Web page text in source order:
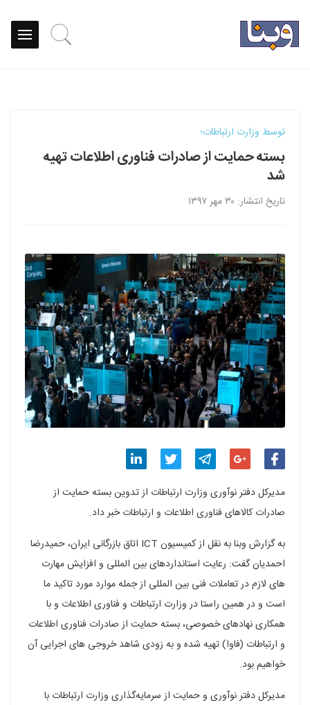
توسط وزارت ارتباطات؛
بسته حمایت از صادرات فناوری اطلاعات تهیه
شد
تاریخ انتشار: ۳۰ مهر ۱۳۹۷
گذاری
در
فیسبوک
گذاری
گوگل
پلاس
گذاری
در
تلگرام
گذاری
توییتر
گذاری
در
لینکدین
مدیرکل دفتر نوآوری وزارت ارتباطات از تدوین بسته حمایت از
صادرات کالاهای فناوری اطلاعات و ارتباطات خبر داد.
به گزارش وبنا به نقل از کمیسیون ICT اتاق بازرگانی ایران، حمیدرضا
احمدیان گفت: رعایت استانداردهای بین المللی و افزایش مهارت
های لازم در تعاملات فنی بین المللی از جمله موارد مورد تاکید ما
است و در همین راستا در وزارت ارتباطات و فناوری اطلاعات و با
همکاری نهادهای خصوصی، بسته حمایت از صادرات فناوری اطلاعات
و ارتباطات (فاوا) تهیه شده و به زودی شاهد خروجی های اجرایی آن
خواهیم بود.
مدیرکل دفتر نوآوری و حمایت از سرمایه‌گذاری وزارت ارتباطات با